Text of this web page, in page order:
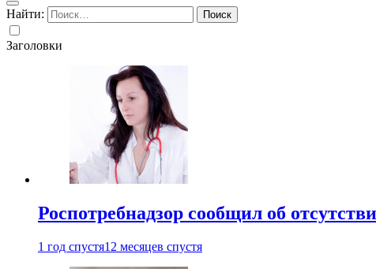
Найти:
Заголовки
Роспотребнадзор сообщил об
1 год спустя12 месяцев спустя